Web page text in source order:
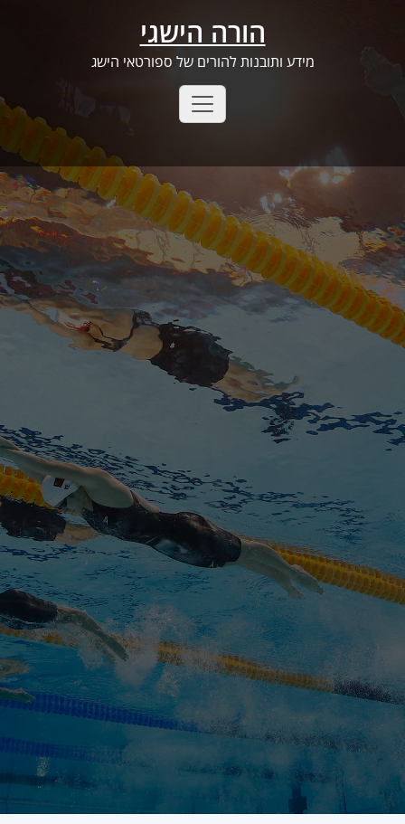
content
הורה הישגי
מידע ותובנות להורים של ספורטאי הישג